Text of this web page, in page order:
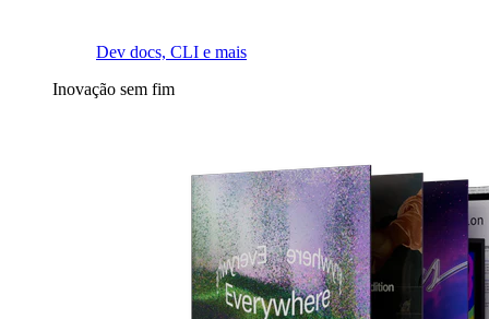
Dev docs, CLI e mais
Inovação sem fim